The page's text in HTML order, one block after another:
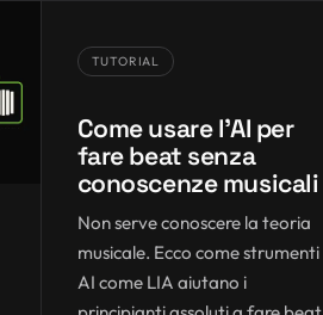
TUTORIAL
Come usare l'AI per
fare beat senza
conoscenze musicali
Non serve conoscere la teoria
musicale. Ecco come strumenti
AI come LIA aiutano i